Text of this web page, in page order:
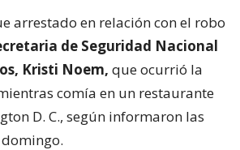
arrestado en relación con el robo
de Seguridad Nacional
Kristi Noem, que ocurrió la
comía en un restaurante
D. C., según informaron las